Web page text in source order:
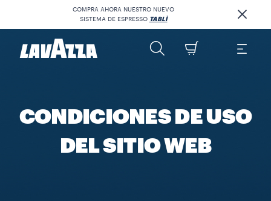
COMPRA AHORA NUESTRO NUEVO
SISTEMA DE ESPRESSO TABLÌ
CONDICIONES DE USO
DEL SITIO WEB